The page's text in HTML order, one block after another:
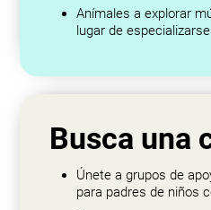
Anímales a explorar
lugar de
Busca una
Únete a grupos de
para padres de niños